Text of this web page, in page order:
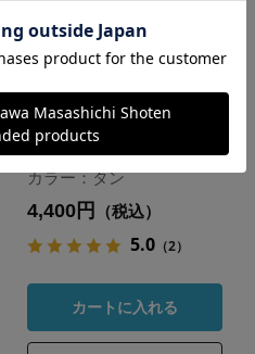
菅原工芸硝子 ほの
か
カラー：タン
4,400円 （税込）
5.0（2）
カートに入れる